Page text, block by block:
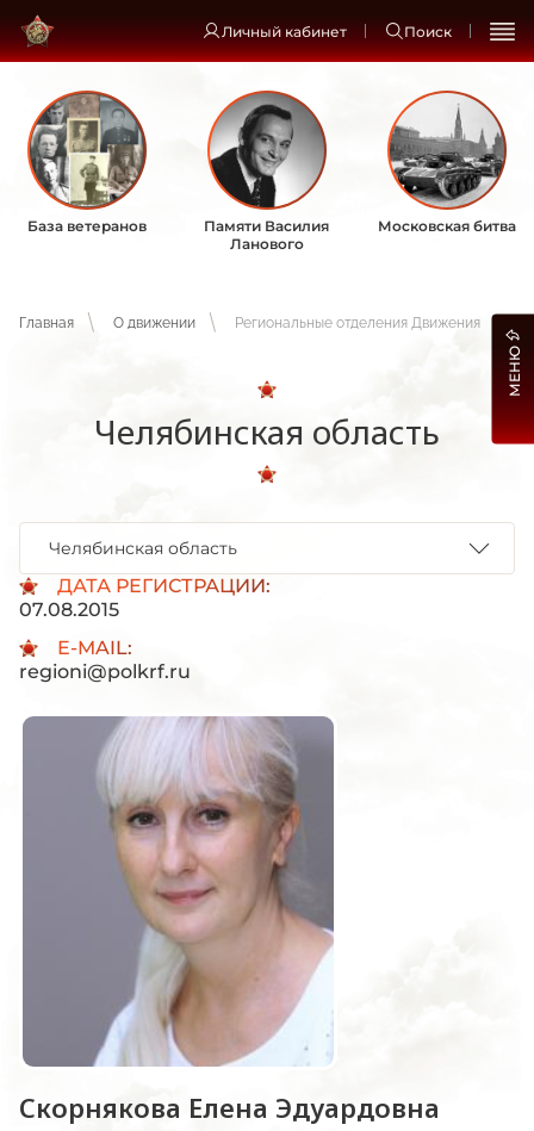
Личный кабинет Поиск
База ветеранов
Памяти Василия
Ланового
Московская битва
Главная О движении Региональные отделения Движения
Челябинская область
ДАТА РЕГИСТРАЦИИ:
07.08.2015
E-MAIL:
regioni@polkrf.ru
Челябинская область
Скорнякова Елена Эдуардовна
МЕНЮ